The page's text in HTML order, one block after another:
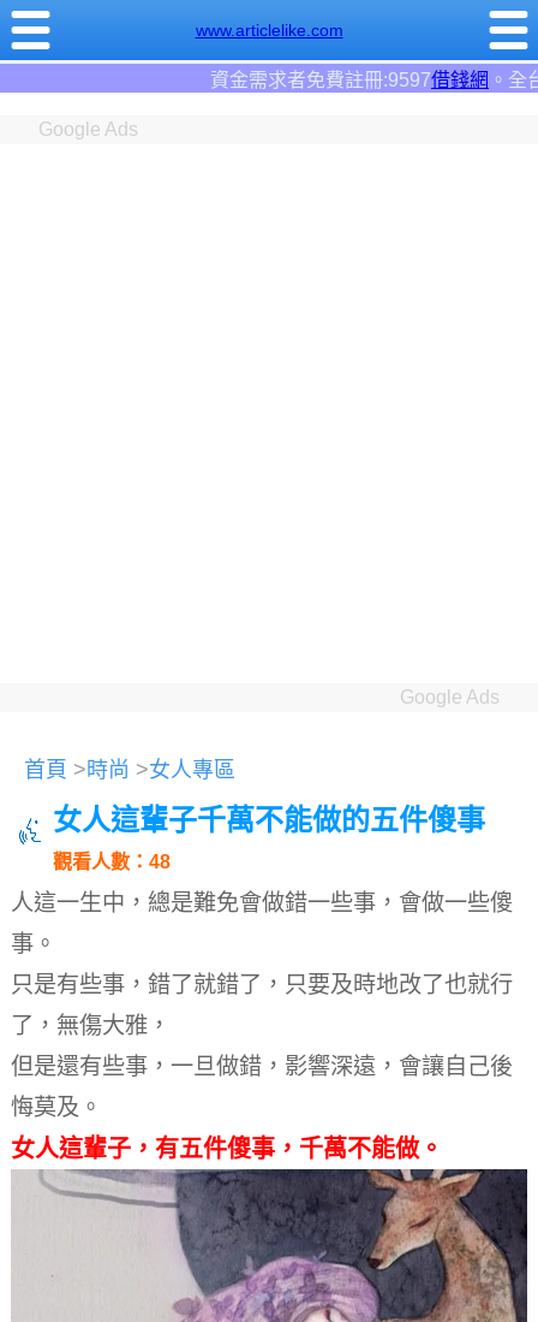
www.articlelike.com
資金需求者免費註冊:9597借錢網。全台前三大借錢網站！
Google Ads
Google Ads
首頁 >時尚 >女人專區
女人這輩子千萬不能做的五件傻事
觀看人數：48
人這一生中，總是難免會做錯一些事，會做一些傻
事。
只是有些事，錯了就錯了，只要及時地改了也就行
了，無傷大雅，
但是還有些事，一旦做錯，影響深遠，會讓自己後
悔莫及。
女人這輩子，有五件傻事，千萬不能做。